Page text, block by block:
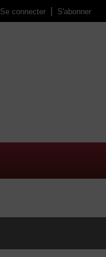
Se connecter S'abonner